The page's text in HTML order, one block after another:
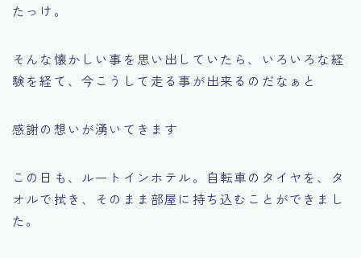
たっけ。
そんな懐かしい事を思い出していたら、いろいろな経
験を経て、今こうして走る事が出来るのだなぁと
感謝の想いが湧いてきます
この日も、ルートインホテル。自転車のタイヤを、タ
オルで拭き、そのまま部屋に持ち込むことができまし
た。